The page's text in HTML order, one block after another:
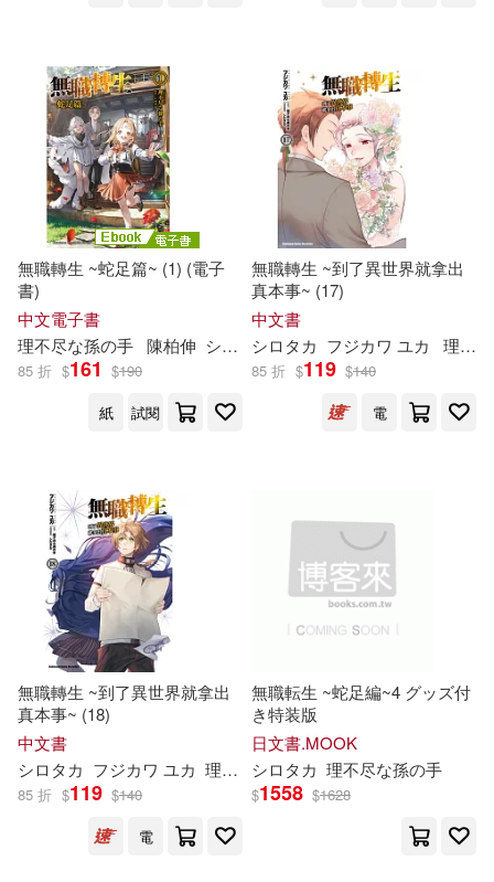
無職轉生 ~蛇足篇~ (1) (電子
書)
中文電子書
理不尽な孫の手 陳柏伸 シロタカ
85 折 $161 $190
紙
試閱
無職轉生 ~到了異世界就拿出
真本事~ (17)
中文書
シロタカ フジカワ ユカ 理不尽
85 折 $119 $140
電
無職轉生 ~到了異世界就拿出
真本事~ (18)
中文書
シロタカ フジカワ ユカ 理不尽な孫の手 小天野
85 折 $119 $140
電
無職転生 ~蛇足編~4 グッズ付
き特装版
日文書.MOOK
シロタカ 理不尽な孫の手
$1558 $1628